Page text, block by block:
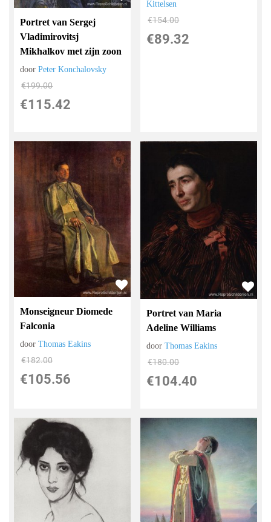
Portret van Sergej
Vladimirovitsj
Mikhalkov met zijn zoon
doorPeter Konchalovsky
€199.00
€115.42
Kittelsen
€154.00
€89.32
Monseigneur Diomede
Falconia
doorThomas Eakins
€182.00
€105.56
Portret van Maria
Adeline Williams
doorThomas Eakins
€180.00
€104.40